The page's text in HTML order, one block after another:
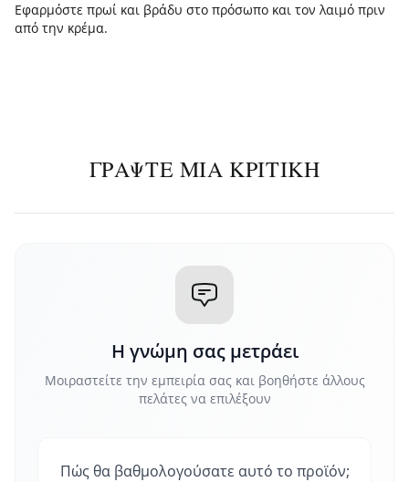
Εφαρμόστε πρωί και βράδυ στο πρόσωπο και τον λαιμό πριν
από την κρέμα.
ΓΡΆΨΤΕ ΜΙΑ ΚΡΙΤΙΚΉ
Η γνώμη σας μετράει
Μοιραστείτε την εμπειρία σας και βοηθήστε άλλους
πελάτες να επιλέξουν
Πώς θα βαθμολογούσατε αυτό το προϊόν;